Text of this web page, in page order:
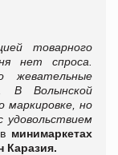
товарного
нет спроса.
жевательные
В Волынской
маркировке, но
удовольствием
минимаркетах
Каразия.